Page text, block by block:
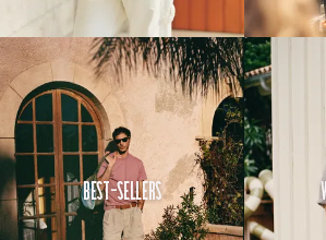
Best-Sellers